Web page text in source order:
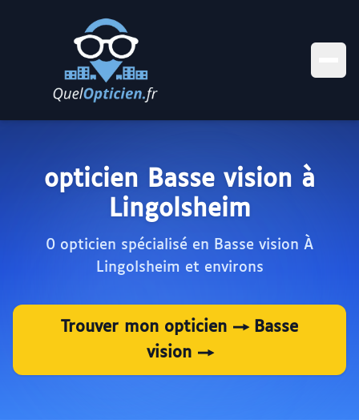
opticien Basse vision à
Lingolsheim
0 opticien spécialisé en Basse vision À
Lingolsheim et environs
Trouver mon opticien → Basse
vision →